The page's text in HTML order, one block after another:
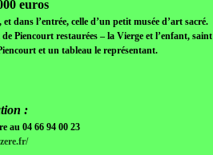
euros
dans l’entrée, celle d’un petit musée d’art sacré.
Piencourt restaurées – la Vierge et l’enfant, saint
et un tableau le représentant.
:
au 04 66 94 00 23